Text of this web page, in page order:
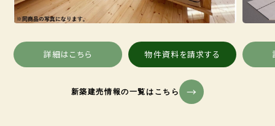
詳細はこちら 物件資料を請求する
新築建売情報の一覧はこちら